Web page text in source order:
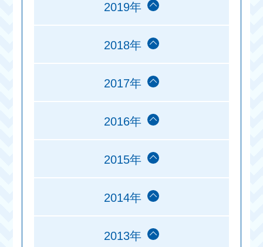
2019年
2018年
2017年
2016年
2015年
2014年
2013年